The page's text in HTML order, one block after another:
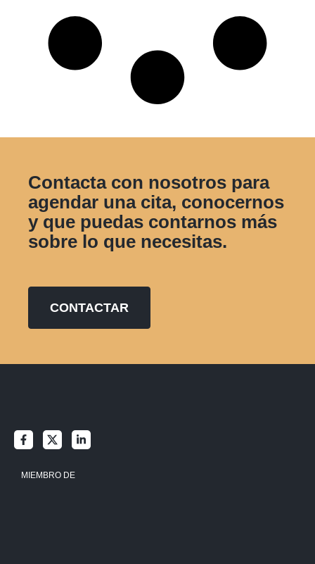
Contacta con nosotros para
agendar una cita, conocernos
y que puedas contarnos más
sobre lo que necesitas.
CONTACTAR
MIEMBRO DE